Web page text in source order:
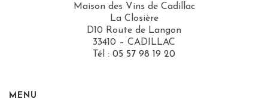
Maison des Vins de Cadillac
La Closière
D10 Route de Langon
33410 – CADILLAC
Tél : 05 57 98 19 20
MENU